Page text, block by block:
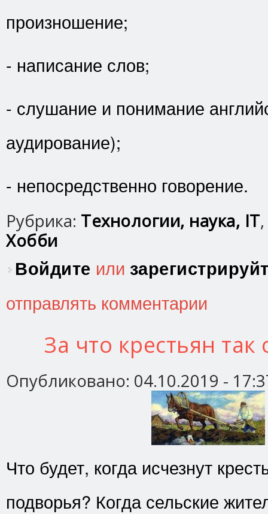
произношение;
- написание слов;
- слушание и понимание
аудирование);
- непосредственно говорение.
Рубрика: Технологии, наука, IT,
Хобби
Войдите или
отправлять комментарии
За что крестьян так
Опубликовано: 04.10.2019 -
Что будет, когда исчезнут
подворья? Когда сельские